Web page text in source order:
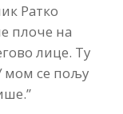
Ратко
плоче на
лице. Ту
мом се пољу